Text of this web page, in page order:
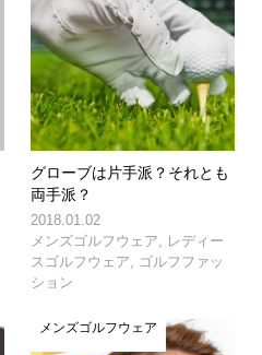
グローブは片手派？それとも
両手派？
2018.01.02
メンズゴルフウェア
レディー
スゴルフウェア
ゴルフファッ
ション
メンズゴルフウェア